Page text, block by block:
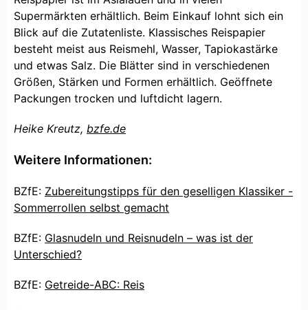
Supermärkten erhältlich. Beim Einkauf lohnt sich ein
Blick auf die Zutatenliste. Klassisches Reispapier
besteht meist aus Reismehl, Wasser, Tapiokastärke
und etwas Salz. Die Blätter sind in verschiedenen
Größen, Stärken und Formen erhältlich. Geöffnete
Packungen trocken und luftdicht lagern.
Heike Kreutz, bzfe.de
Weitere Informationen:
BZfE: Zubereitungstipps für den geselligen Klassiker -
Sommerrollen selbst gemacht
BZfE: Glasnudeln und Reisnudeln – was ist der
Unterschied?
BZfE: Getreide-ABC: Reis